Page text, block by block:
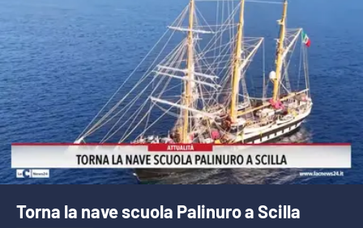
Podcast
Meteo
Editoriali
VIDEO
Torna la nave scuola Palinuro a Scilla